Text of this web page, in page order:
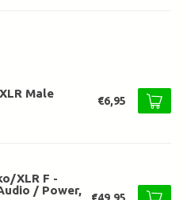
Male
€6,95
XLR F -
/ Power,
€49,95